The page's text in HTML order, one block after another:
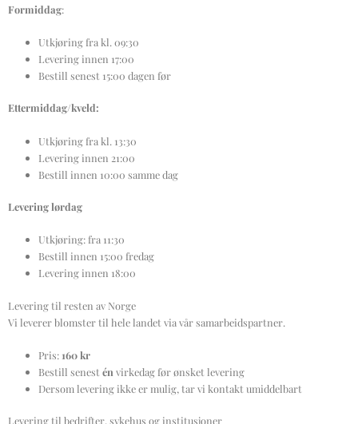
Formiddag:
Utkjøring fra kl. 09:30
Levering innen 17:00
Bestill senest 15:00 dagen før
Ettermiddag/kveld:
Utkjøring fra kl. 13:30
Levering innen 21:00
Bestill innen 10:00 samme dag
Levering lørdag
Utkjøring: fra 11:30
Bestill innen 15:00 fredag
Levering innen 18:00
Levering til resten av Norge
Vi leverer blomster til hele landet via vår samarbeids­partner.
Pris: 160 kr
Bestill senestén virkedag før ønsket levering
Dersom levering ikke er mulig, tar vi kontakt umiddelbart
Levering til bedrifter, sykehus og institusjoner